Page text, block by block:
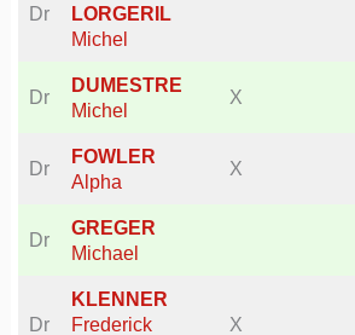
Dr
LORGERIL
Michel
Dr
DUMESTRE
Michel
X
Dr
FOWLER
Alpha
X
Dr
GREGER
Michael
Dr
KLENNER
Frederick
X